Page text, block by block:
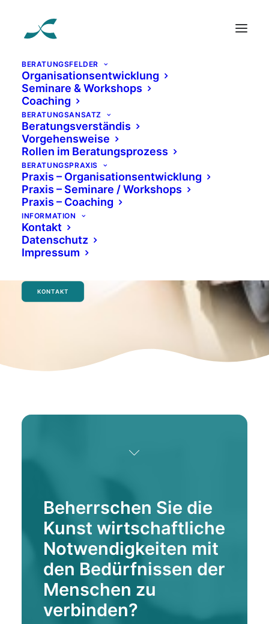
BERATUNGSFELDER
Organisationsentwicklung
Seminare & Workshops
Coaching
BERATUNGSANSATZ
Beratungsverständis
Vorgehensweise
Rollen im Beratungsprozess
BERATUNGSPRAXIS
Praxis – Organisationsentwicklung
Praxis – Seminare / Workshops
Praxis – Coaching
INFORMATION
Kontakt
Datenschutz
Impressum
Klaudia Söllner -
SL Consult Kassel
KOMPETENTE PARTNER FÜR
Die Entwicklung einer zukunftsfähigen
Unternehmenskultur, um neue Strukturen und Strategien
erfolgreich erlebbar und umsetzbar zu machen.
KONTAKT
Beherrschen Sie die
Kunst wirtschaftliche
Notwendigkeiten mit
den Bedürfnissen der
Menschen zu
verbinden?